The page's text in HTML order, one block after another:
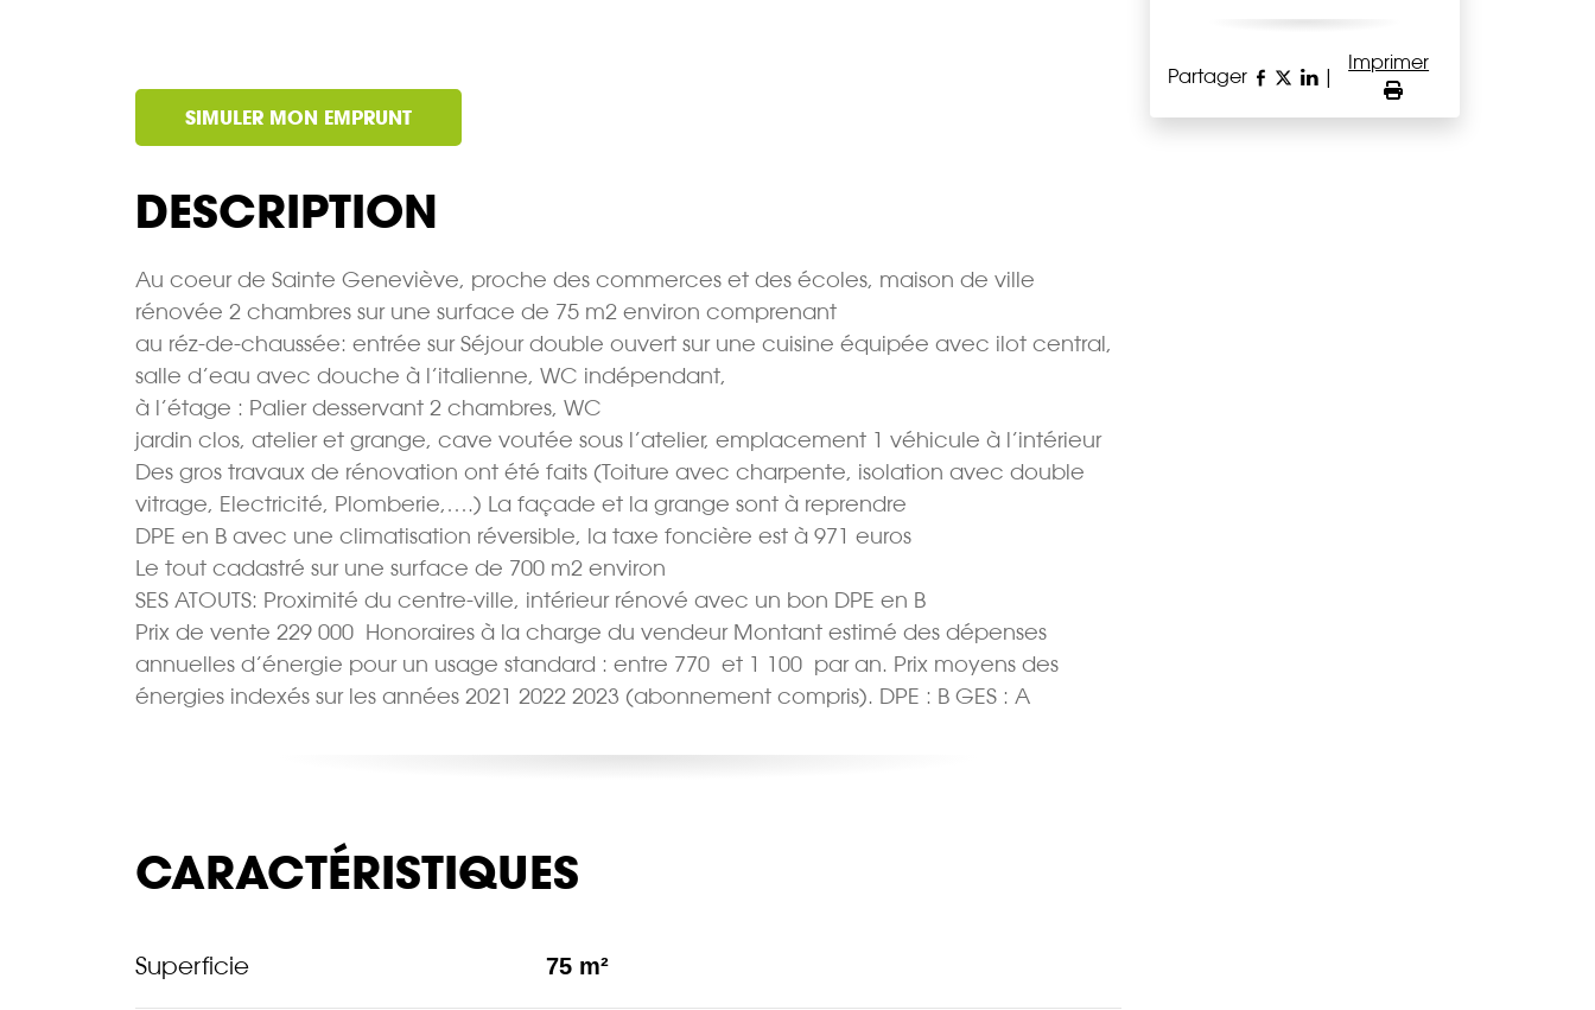
Partager
Imprimer
SIMULER MON EMPRUNT
DESCRIPTION
Au coeur de Sainte Geneviève, proche des commerces et des écoles, maison de ville
rénovée 2 chambres sur une surface de 75 m2 environ comprenant
au réz-de-chaussée: entrée sur Séjour double ouvert sur une cuisine équipée avec ilot central,
salle d’eau avec douche à l’italienne, WC indépendant,
à l’étage : Palier desservant 2 chambres, WC
jardin clos, atelier et grange, cave voutée sous l’atelier, emplacement 1 véhicule à l’intérieur
Des gros travaux de rénovation ont été faits (Toiture avec charpente, isolation avec double
vitrage, Electricité, Plomberie,….) La façade et la grange sont à reprendre
DPE en B avec une climatisation réversible, la taxe foncière est à 971 euros
Le tout cadastré sur une surface de 700 m2 environ
SES ATOUTS: Proximité du centre-ville, intérieur rénové avec un bon DPE en B
Prix de vente 229 000  Honoraires à la charge du vendeur Montant estimé des dépenses
annuelles d’énergie pour un usage standard : entre 770  et 1 100  par an. Prix moyens des
énergies indexés sur les années 2021 2022 2023 (abonnement compris). DPE : B GES : A
CARACTÉRISTIQUES
Superficie 75 m²